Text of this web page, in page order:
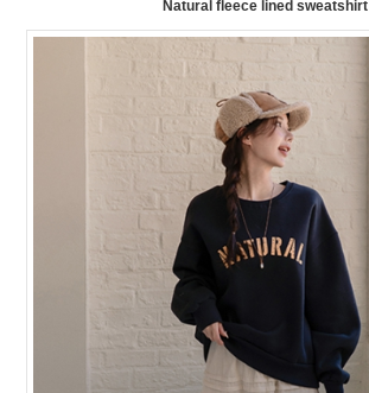
Natural fleece lined sweatshirt